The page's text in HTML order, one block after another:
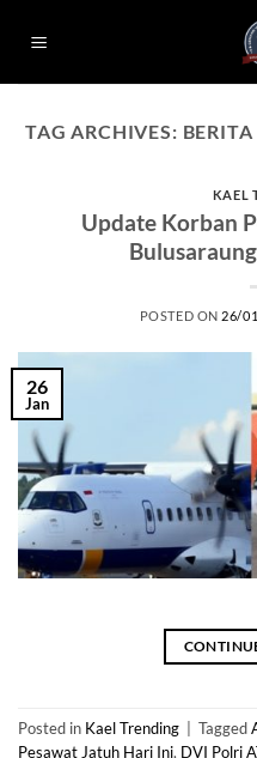
TAG ARCHIVES:
KAEL
Update Korban
POSTED ON 26/
26
Jan
Posted in Kael Trending Tagged
Pesawat Jatuh Hari Ini, DVI Polri